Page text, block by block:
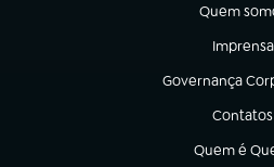
Quem
(abre em
Imprensa
(abre em
Governança
(abre em nova
Contatos
(abre em
Quem é
(abre em